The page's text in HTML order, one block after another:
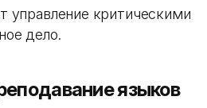
управление критическими
дело.
языков